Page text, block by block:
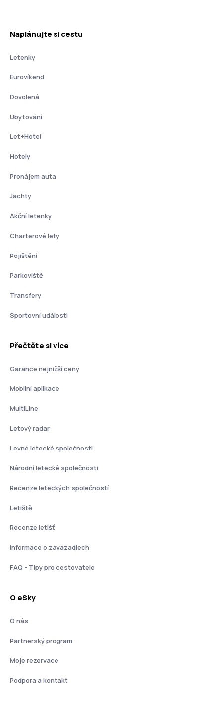
Naplánujte si cestu
Letenky
Eurovíkend
Dovolená
Ubytování
Let+Hotel
Hotely
Pronájem auta
Jachty
Akční letenky
Charterové lety
Pojištění
Parkoviště
Transfery
Sportovní události
Přečtěte si více
Garance nejnižší ceny
Mobilní aplikace
MultiLine
Letový radar
Levné letecké společnosti
Národní letecké společnosti
Recenze leteckých společností
Letiště
Recenze letišť
Informace o zavazadlech
FAQ - Tipy pro cestovatele
O eSky
O nás
Partnerský program
Moje rezervace
Podpora a kontakt